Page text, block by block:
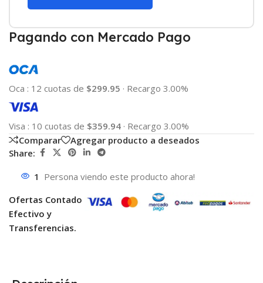
Pagando con Mercado Pago
Oca : 12 cuotas de $299.95 · Recargo 3.00%
Visa : 10 cuotas de $359.94 · Recargo 3.00%
Comparar
Agregar producto a deseados
Share:
1 Persona viendo este producto ahora!
Ofertas Contado
Efectivo y
Transferencias.